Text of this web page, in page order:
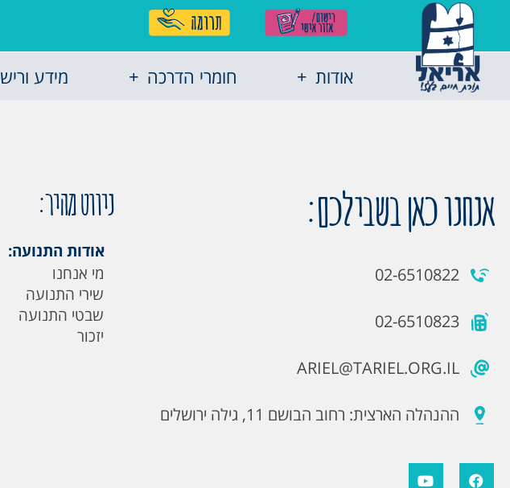
אודות חומרי הדרכה מידע
אנחנו כאן בשבילכם:
02-6510822
02-6510823
ARIEL@TARIEL.ORG.IL
ההנהלה הארצית: רחוב הבושם 11, גילה ירושלים
ניווט מהיר:
אודות התנועה:
מי אנחנו
שירי התנועה
שבטי התנועה
יזכור